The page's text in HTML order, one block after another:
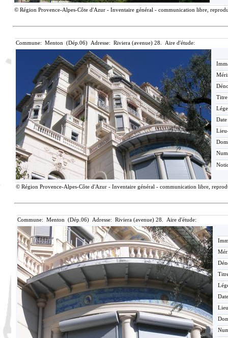
© Région Provence-Alpes-Côte d'Azur - Inventaire général - communication libre,
Commune: Menton (Dép.06) Adresse: Riviera (avenue) 28. Aire d'étude:
© Région Provence-Alpes-Côte d'Azur - Inventaire général - communication libre,
Commune: Menton (Dép.06) Adresse: Riviera (avenue) 28. Aire d'étude: